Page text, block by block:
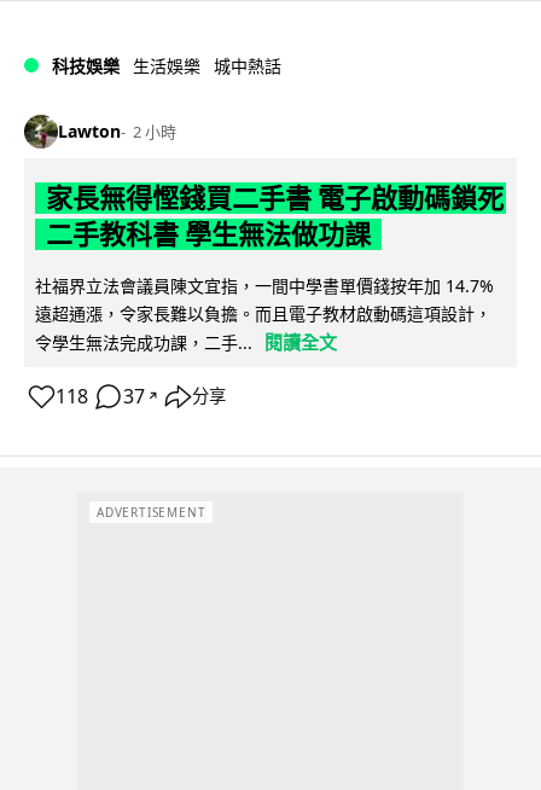
科技娛樂 生活娛樂 城中熱話
Lawton 2 小時
家長無得慳錢買二手書 電子啟動碼鎖死
二手教科書 學生無法做功課
社福界立法會議員陳文宜指，一間中學書單價錢按年加 14.7%
遠超通漲，令家長難以負擔。而且電子教材啟動碼這項設計，
令學生無法完成功課，二手...
閱讀全文
118 37 ↗ 分享
ADVERTISEMENT